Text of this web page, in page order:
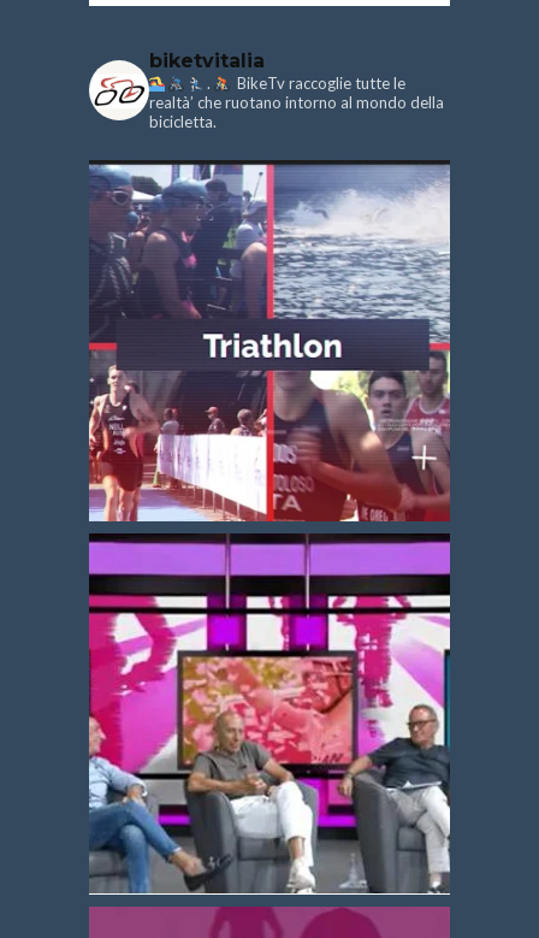
biketvitalia
.
BikeTv raccoglie tutte le
realtà’ che ruotano intorno al mondo della
bicicletta.